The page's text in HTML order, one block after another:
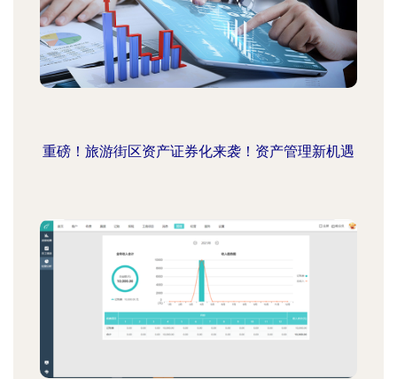
重磅！旅游街区资产证券化来袭！资产管理新机遇